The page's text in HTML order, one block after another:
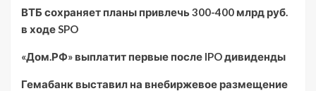
ВТБ сохраняет планы привлечь 300-400 млрд руб.
в ходе SPO
«Дом.РФ» выплатит первые после IPO дивиденды
Гемабанк выставил на внебиржевое размещение